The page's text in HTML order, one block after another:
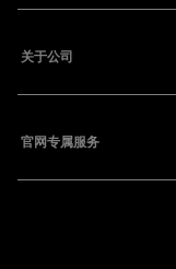
关于公司
官网专属服务